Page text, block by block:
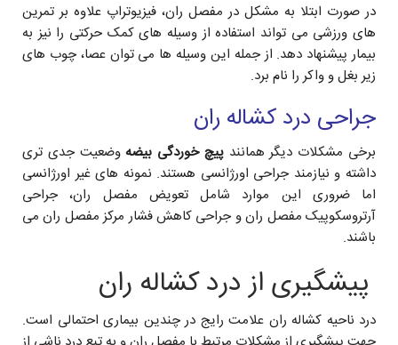
در صورت ابتلا به مشکل در مفصل ران، فیزیوتراپ علاوه بر تمرین
های ورزشی می تواند استفاده از وسیله های کمک حرکتی را نیز به
بیمار پیشنهاد دهد. از جمله این وسیله ها می توان عصا، چوب های
زیر بغل و واکر را نام برد.
جراحی درد کشاله ران
برخی مشکلات دیگر همانندپیچ خوردگی بیضه وضعیت جدی تری
داشته و نیازمند جراحی اورژانسی هستند. نمونه های غیر اورژانسی
اما ضروری این موارد شامل تعویض مفصل ران، جراحی
آرتروسکوپیک مفصل ران و جراحی کاهش فشار مرکز مفصل ران می
باشند.
پیشگیری از درد کشاله ران
درد ناحیه کشاله ران علامت رایج در چندین بیماری احتمالی است.